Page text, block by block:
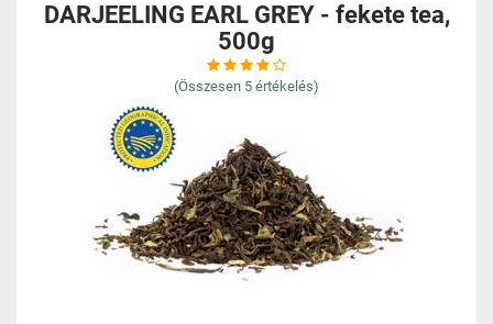
DARJEELING EARL GREY - fekete tea,
500g
(Összesen 5 értékelés)